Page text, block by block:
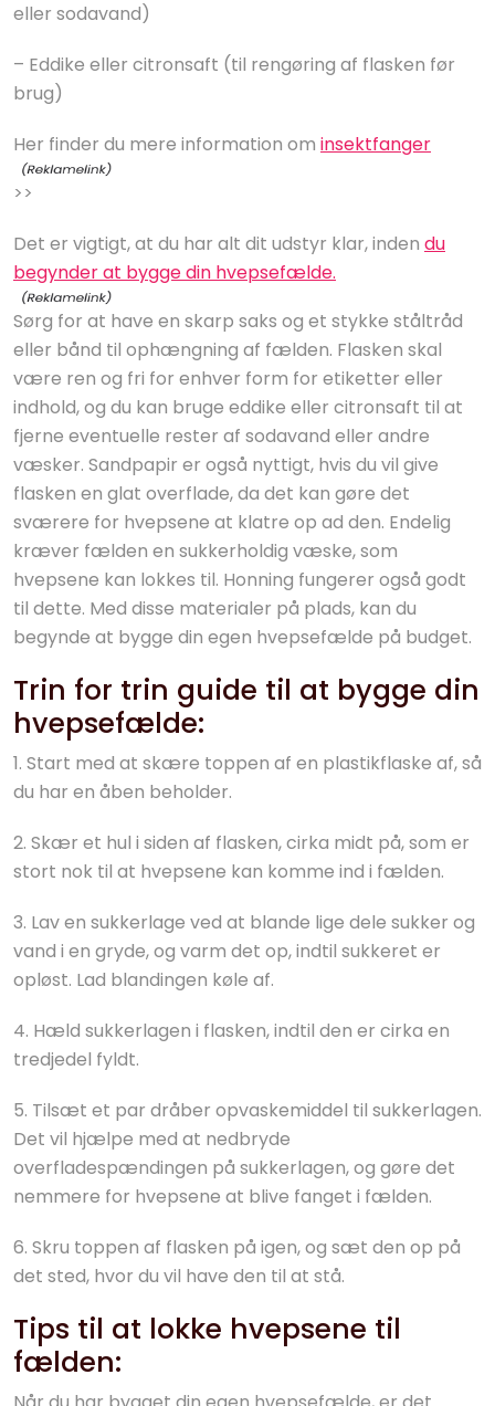
eller sodavand)
– Eddike eller citronsaft (til rengøring af flasken før
brug)
Her finder du mere information om insektfanger
>>
Det er vigtigt, at du har alt dit udstyr klar, inden du
begynder at bygge din hvepsefælde.
Sørg for at have en skarp saks og et stykke ståltråd
eller bånd til ophængning af fælden. Flasken skal
være ren og fri for enhver form for etiketter eller
indhold, og du kan bruge eddike eller citronsaft til at
fjerne eventuelle rester af sodavand eller andre
væsker. Sandpapir er også nyttigt, hvis du vil give
flasken en glat overflade, da det kan gøre det
sværere for hvepsene at klatre op ad den. Endelig
kræver fælden en sukkerholdig væske, som
hvepsene kan lokkes til. Honning fungerer også godt
til dette. Med disse materialer på plads, kan du
begynde at bygge din egen hvepsefælde på budget.
Trin for trin guide til at bygge din
hvepsefælde:
1. Start med at skære toppen af en plastikflaske af, så
du har en åben beholder.
2. Skær et hul i siden af flasken, cirka midt på, som er
stort nok til at hvepsene kan komme ind i fælden.
3. Lav en sukkerlage ved at blande lige dele sukker og
vand i en gryde, og varm det op, indtil sukkeret er
opløst. Lad blandingen køle af.
4. Hæld sukkerlagen i flasken, indtil den er cirka en
tredjedel fyldt.
5. Tilsæt et par dråber opvaskemiddel til sukkerlagen.
Det vil hjælpe med at nedbryde
overfladespændingen på sukkerlagen, og gøre det
nemmere for hvepsene at blive fanget i fælden.
6. Skru toppen af flasken på igen, og sæt den op på
det sted, hvor du vil have den til at stå.
Tips til at lokke hvepsene til
fælden: